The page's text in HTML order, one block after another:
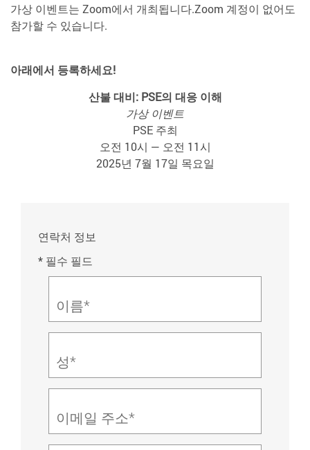
가상 이벤트는 Zoom에서 개최됩니다.Zoom 계정이 없어도
참가할 수 있습니다.
아래에서 등록하세요!
산불 대비: PSE의 대응 이해
가상 이벤트
PSE 주최
오전 10시 — 오전 11시
2025년 7월 17일 목요일
연락처 정보
* 필수 필드
이름*
성*
이메일 주소*